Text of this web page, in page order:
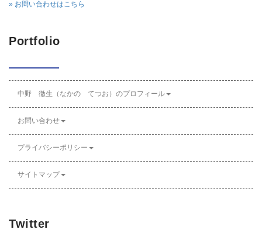
» お問い合わせはこちら
Portfolio
中野 徹生（なかの てつお）のプロフィール
お問い合わせ
プライバシーポリシー
サイトマップ
Twitter